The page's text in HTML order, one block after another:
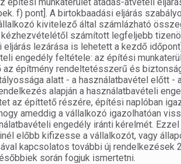
f) pont]. A birtokbaadási eljárás
kivitelező által számlázható
számított legfeljebb
lezárása is lehetett a kezdő
engedély feltétele: az építési
építmény rendeltetésszerű és
alatt - a használatbavétel előtt
alapján a használatbavételi
az építtető részére, építési naplóban
ameddig a vállalkozó igazolhatóan
engedély iránti kérelmét.
előbb kifizesse a vállalkozót, vagy
kapcsolatos további új
során fogjuk ismertetni.